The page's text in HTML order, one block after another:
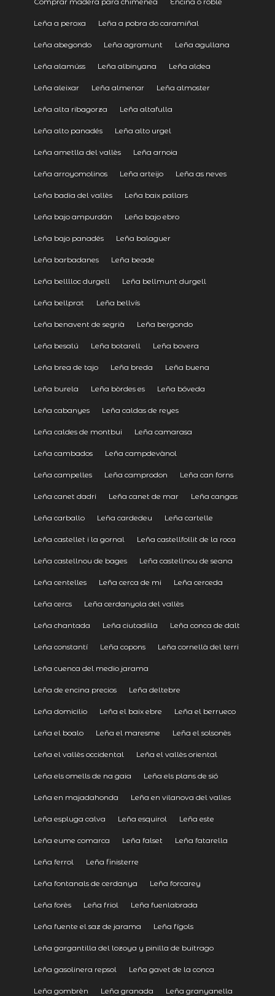
Leña a peroxa Leña a pobra do caramiñal
Leña abegondo Leña agramunt Leña agullana
Leña alamúss Leña albinyana Leña aldea
Leña aleixar Leña almenar Leña almoster
Leña alta ribagorza Leña altafulla
Leña alto panadés Leña alto urgel
Leña ametlla del vallès Leña arnoia
Leña arroyomolinos Leña arteijo Leña as neves
Leña badia del vallès Leña baix pallars
Leña bajo ampurdán Leña bajo ebro
Leña bajo panadés Leña balaguer
Leña barbadanes Leña beade
Leña belllloc durgell Leña bellmunt durgell
Leña bellprat Leña bellvís
Leña benavent de segrià Leña bergondo
Leña besalú Leña botarell Leña bovera
Leña brea de tajo Leña breda Leña buena
Leña burela Leña bòrdes es Leña bóveda
Leña cabanyes Leña caldas de reyes
Leña caldes de montbui Leña camarasa
Leña cambados Leña campdevànol
Leña campelles Leña camprodon Leña can forns
Leña canet dadri Leña canet de mar Leña cangas
Leña carballo Leña cardedeu Leña cartelle
Leña castellet i la gornal Leña castellfollit de la roca
Leña castellnou de bages Leña castellnou de seana
Leña centelles Leña cerca de mi Leña cerceda
Leña cercs Leña cerdanyola del vallès
Leña chantada Leña ciutadilla Leña conca de dalt
Leña constantí Leña copons Leña cornellà del terri
Leña cuenca del medio jarama
Leña de encina precios Leña deltebre
Leña domicilio Leña el baix ebre Leña el berrueco
Leña el boalo Leña el maresme Leña el solsonès
Leña el vallès occidental Leña el vallès oriental
Leña els omells de na gaia Leña els plans de sió
Leña en majadahonda Leña en vilanova del valles
Leña espluga calva Leña esquirol Leña este
Leña eume comarca Leña falset Leña fatarella
Leña ferrol Leña finisterre
Leña fontanals de cerdanya Leña forcarey
Leña forès Leña friol Leña fuenlabrada
Leña fuente el saz de jarama Leña fígols
Leña gargantilla del lozoya y pinilla de buitrago
Leña gasolinera repsol Leña gavet de la conca
Leña gombrèn Leña granada Leña granyanella